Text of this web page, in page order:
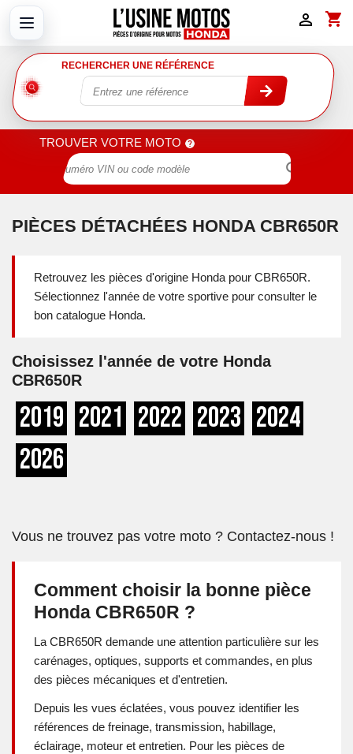
shopping_cart

RECHERCHER UNE RÉFÉRENCE
TROUVER VOTRE MOTO

PIÈCES DÉTACHÉES HONDA CBR650R
Retrouvez les pièces d'origine Honda pour CBR650R.
Sélectionnez l'année de votre sportive pour consulter le
bon catalogue Honda.
Choisissez l'année de votre Honda
CBR650R
2019 2021 2022 2023 2024
2026
Vous ne trouvez pas votre moto ? Contactez-nous !
Comment choisir la bonne pièce
Honda CBR650R ?
La CBR650R demande une attention particulière sur les
carénages, optiques, supports et commandes, en plus
des pièces mécaniques et d'entretien.
Depuis les vues éclatées, vous pouvez identifier les
références de freinage, transmission, habillage,
éclairage, moteur et entretien. Pour les pièces de